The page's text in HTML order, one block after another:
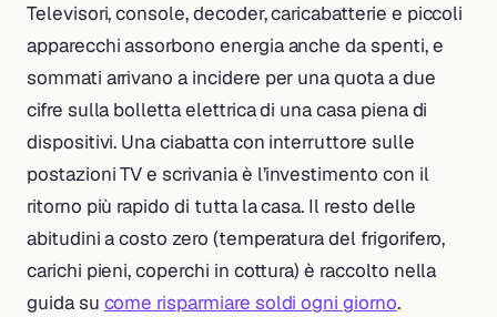
Televisori, console, decoder, caricabatterie e piccoli
apparecchi assorbono energia anche da spenti, e
sommati arrivano a incidere per una quota a due
cifre sulla bolletta elettrica di una casa piena di
dispositivi. Una ciabatta con interruttore sulle
postazioni TV e scrivania è l’investimento con il
ritorno più rapido di tutta la casa. Il resto delle
abitudini a costo zero (temperatura del frigorifero,
carichi pieni, coperchi in cottura) è raccolto nella
guida su come risparmiare soldi ogni giorno.